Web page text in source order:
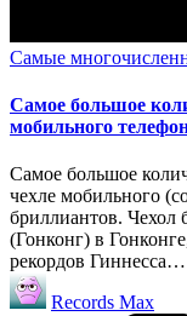
Опубликовано
Самые
Самое большое
мобильного
Самое большое
чехле мобильного
бриллиантов. Чехол
(Гонконг) в
рекордов Гиннесса…
Запись
от
Records Max